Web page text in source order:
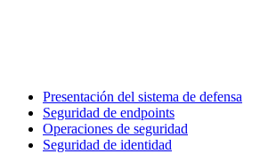
Presentación del sistema de defensa
Seguridad de endpoints
Operaciones de seguridad
Seguridad de identidad